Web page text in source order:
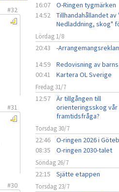
#32
#31
#30
16:07 O-Ringen tygmärken
14:52
Tillhandahållandet av
Nedladdning, skog"
Lördag 1/8
20:43 -
14:59
Redovisning av
00:41
Kartera OL Sverige
Fredag 31/7
12:57
Är tillgången till
orienteringsskog
framtidsfråga?
Torsdag 30/7
22:46 O-ringen 2026 i
08:35
O-ringen 2030-talet
Söndag 26/7
22:15 Sjätte etappen
Torsdag 23/7